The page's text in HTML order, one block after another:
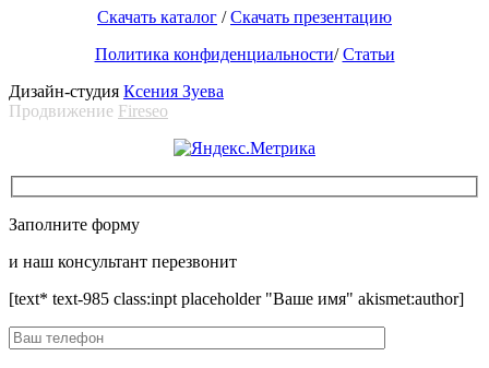
Скачать каталог / Скачать презентацию
Политика конфиденциальности/Статьи
Дизайн-студия Ксения Зуева
Продвижение Fireseo
Заполните форму
и наш консультант перезвонит
[text* text-985 class:inpt placeholder "Ваше имя" akismet:author]